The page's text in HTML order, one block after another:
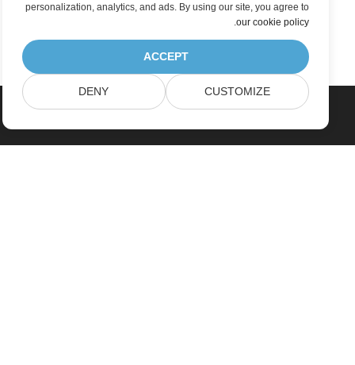
personalization, analytics, and ads. By using our site, you agree to
our cookie policy
.
ACCEPT
CUSTOMIZE
DENY